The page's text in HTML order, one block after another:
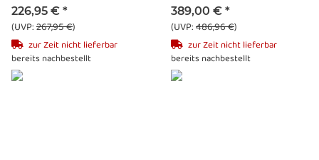
226,95 € *
(UVP:267,95 €)
zur Zeit nicht lieferbar
bereits nachbestellt
389,00 € *
(UVP:486,96 €)
zur Zeit nicht lieferbar
bereits nachbestellt